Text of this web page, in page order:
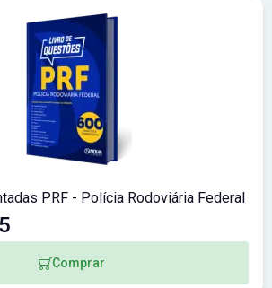
PRF - Polícia Rodoviária Federal
Comprar